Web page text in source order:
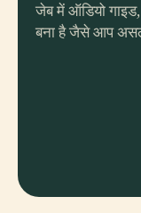
जेब में ऑडियो
बना है जैसे आप